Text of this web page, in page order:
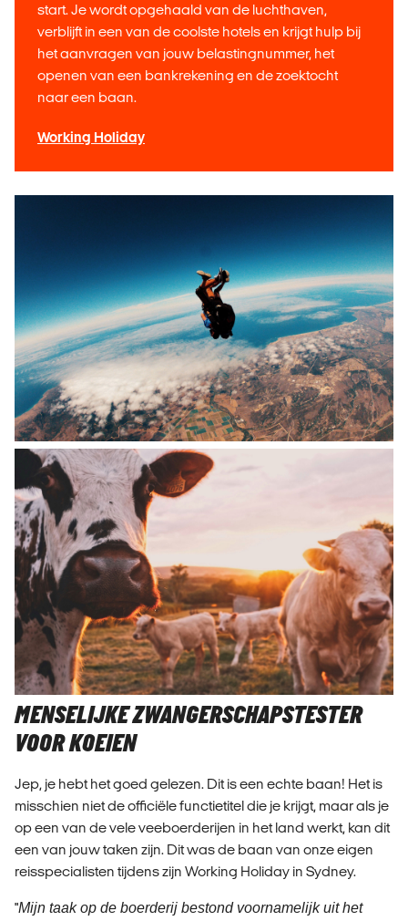
start. Je wordt opgehaald van de luchthaven,
verblijft in een van de coolste hotels en krijgt hulp bij
het aanvragen van jouw belastingnummer, het
openen van een bankrekening en de zoektocht
naar een baan.
Working Holiday
MENSELIJKE ZWANGERSCHAPSTESTER
VOOR KOEIEN
Jep, je hebt het goed gelezen. Dit is een echte baan! Het is
misschien niet de officiële functietitel die je krijgt, maar als je
op een van de vele veeboerderijen in het land werkt, kan dit
een van jouw taken zijn. Dit was de baan van onze eigen
reisspecialisten tijdens zijn Working Holiday in Sydney.
"Mijn taak op de boerderij bestond voornamelijk uit het